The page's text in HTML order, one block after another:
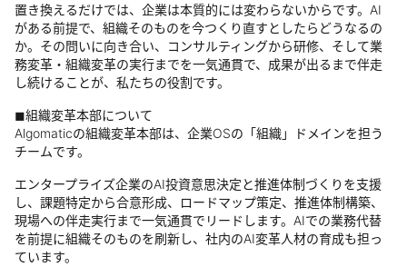
置き換えるだけでは、企業は本質的には変わらないからです。AI
がある前提で、組織そのものを今つくり直すとしたらどうなるの
か。その問いに向き合い、コンサルティングから研修、そして業
務変革・組織変革の実行までを一気通貫で、成果が出るまで伴走
し続けることが、私たちの役割です。
◼︎組織変革本部について
Algomaticの組織変革本部は、企業OSの「組織」ドメインを担う
チームです。
エンタープライズ企業のAI投資意思決定と推進体制づくりを支援
し、課題特定から合意形成、ロードマップ策定、推進体制構築、
現場への伴走実行まで一気通貫でリードします。AIでの業務代替
を前提に組織そのものを刷新し、社内のAI変革人材の育成も担っ
ています。